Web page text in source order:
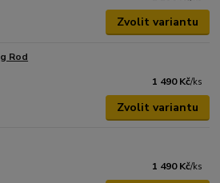
Zvolit variantu
Rod
1 490 Kč/ks
Zvolit variantu
1 490 Kč/ks